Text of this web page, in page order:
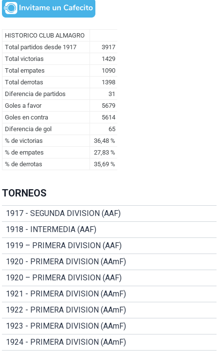
TORNEOS
1917 - SEGUNDA DIVISION (AAF)
1918 - INTERMEDIA (AAF)
1919 – PRIMERA DIVISION (AAF)
1920 - PRIMERA DIVISION (AAmF)
1920 – PRIMERA DIVISION (AAF)
1921 - PRIMERA DIVISION (AAmF)
1922 - PRIMERA DIVISION (AAmF)
1923 - PRIMERA DIVISION (AAmF)
1924 - PRIMERA DIVISION (AAmF)